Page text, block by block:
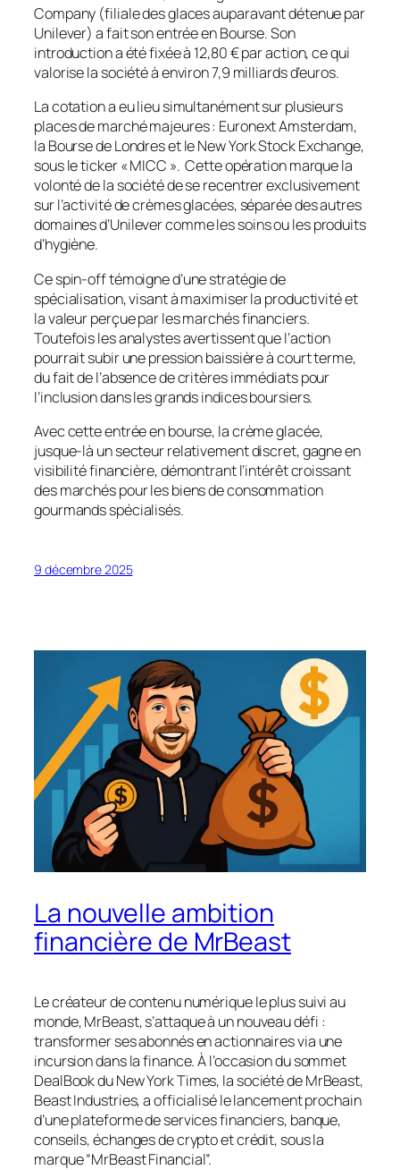
Company (filiale des glaces auparavant détenue par
Unilever) a fait son entrée en Bourse. Son
introduction a été fixée à 12,80 € par action, ce qui
valorise la société à environ 7,9 milliards d’euros.
La cotation a eu lieu simultanément sur plusieurs
places de marché majeures : Euronext Amsterdam,
la Bourse de Londres et le New York Stock Exchange,
sous le ticker « MICC ». Cette opération marque la
volonté de la société de se recentrer exclusivement
sur l’activité de crèmes glacées, séparée des autres
domaines d’Unilever comme les soins ou les produits
d’hygiène.
Ce spin-off témoigne d’une stratégie de
spécialisation, visant à maximiser la productivité et
la valeur perçue par les marchés financiers.
Toutefois les analystes avertissent que l’action
pourrait subir une pression baissière à court terme,
du fait de l’absence de critères immédiats pour
l’inclusion dans les grands indices boursiers.
Avec cette entrée en bourse, la crème glacée,
jusque-là un secteur relativement discret, gagne en
visibilité financière, démontrant l’intérêt croissant
des marchés pour les biens de consommation
gourmands spécialisés.
9 décembre 2025
La nouvelle ambition
financière de MrBeast
Le créateur de contenu numérique le plus suivi au
monde, MrBeast, s’attaque à un nouveau défi :
transformer ses abonnés en actionnaires via une
incursion dans la finance. À l’occasion du sommet
DealBook du New York Times, la société de MrBeast,
Beast Industries, a officialisé le lancement prochain
d’une plateforme de services financiers, banque,
conseils, échanges de crypto et crédit, sous la
marque “MrBeast Financial”.